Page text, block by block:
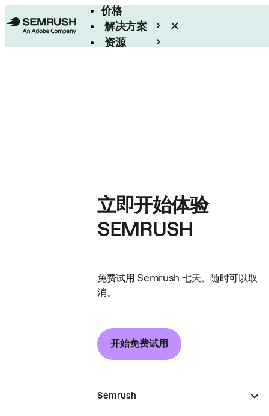
价格
解决方案
资源
立即开始体验
SEMRUSH
免费试用 Semrush 七天。随时可以取
消。
开始免费试用
Semrush